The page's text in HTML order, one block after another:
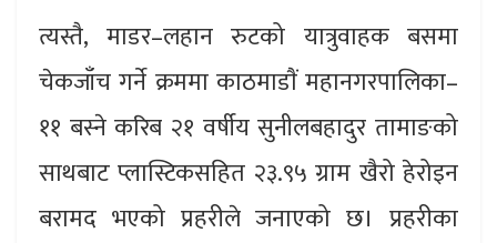
त्यस्तै, माडर–लहान रुटको यात्रुवाहक बसमा
चेकजाँच गर्ने क्रममा काठमाडाैं महानगरपालिका–
११ बस्ने करिब २१ वर्षीय सुनीलबहादुर तामाङको
साथबाट प्लास्टिकसहित २३.९५ ग्राम खैरो हेरोइन
बरामद भएको प्रहरीले जनाएको छ। प्रहरीका